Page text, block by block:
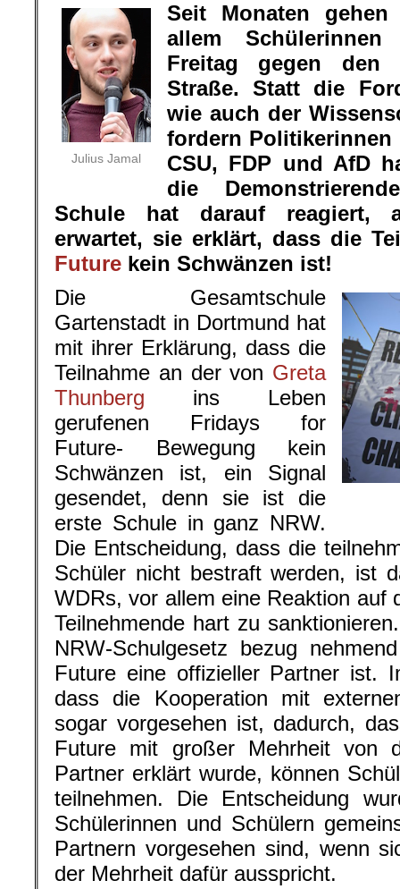
Julius Jamal
Seit Monaten
allem
Freitag gegen den
Straße. Statt die
wie auch der
fordern Politikerinnen
CSU, FDP und AfD
die
Schule hat darauf reagiert,
erwartet, sie erklärt, dass die
Future kein Schwänzen ist!
Die Gesamtschule
Gartenstadt in Dortmund hat
mit ihrer Erklärung, dass die
Teilnahme an der von Greta
Thunberg ins Leben
gerufenen Fridays for
Future- Bewegung kein
Schwänzen ist, ein Signal
gesendet, denn sie ist die
erste Schule in ganz NRW.
Die Entscheidung, dass die
Schüler nicht bestraft werden, ist
WDRs, vor allem eine Reaktion auf
Teilnehmende hart zu
NRW-Schulgesetz bezug
Future eine offizieller Partner ist.
dass die Kooperation mit
sogar vorgesehen ist, dadurch,
Future mit großer Mehrheit von
Partner erklärt wurde, können
teilnehmen. Die Entscheidung
Schülerinnen und Schülern
Partnern vorgesehen sind, wenn
der Mehrheit dafür ausspricht.